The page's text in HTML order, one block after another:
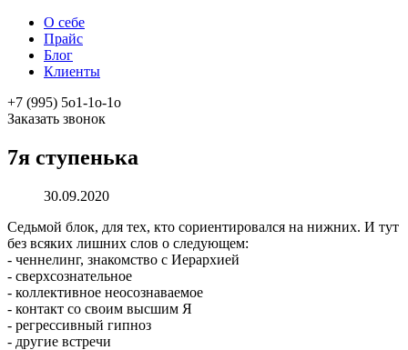
О себе
Прайс
Блог
Клиенты
+7 (995) 5о1-1о-1о
Заказать звонок
7я ступенька
30.09.2020
Седьмой блок, для тех, кто сориентировался на нижних. И тут
без всяких лишних слов о следующем:
- ченнелинг, знакомство с Иерархией
- сверхсознательное
- коллективное неосознаваемое
- контакт со своим высшим Я
- регрессивный гипноз
- другие встречи